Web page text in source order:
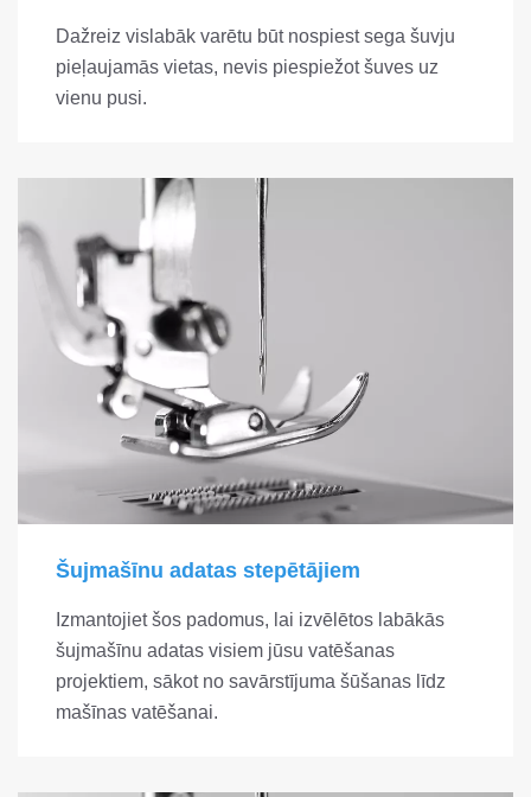
Dažreiz vislabāk varētu būt nospiest sega šuvju
pieļaujamās vietas, nevis piespiežot šuves uz
vienu pusi.
Šujmašīnu adatas stepētājiem
Izmantojiet šos padomus, lai izvēlētos labākās
šujmašīnu adatas visiem jūsu vatēšanas
projektiem, sākot no savārstījuma šūšanas līdz
mašīnas vatēšanai.